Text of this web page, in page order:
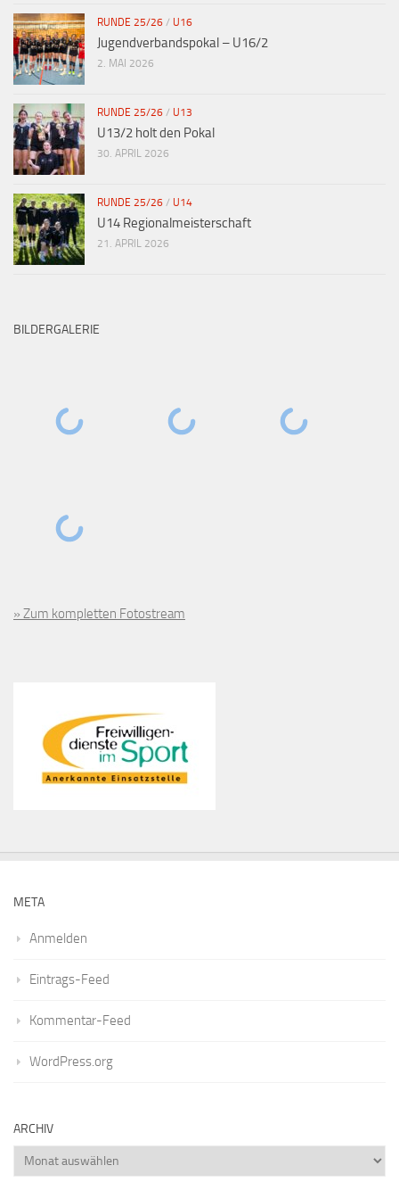
RUNDE 25/26 / U16
Jugendverbandspokal – U16/2
2. MAI 2026
RUNDE 25/26 / U13
U13/2 holt den Pokal
30. APRIL 2026
RUNDE 25/26 / U14
U14 Regionalmeisterschaft
21. APRIL 2026
BILDERGALERIE
» Zum kompletten Fotostream
META
Anmelden
Eintrags-Feed
Kommentar-Feed
WordPress.org
ARCHIV
Archiv